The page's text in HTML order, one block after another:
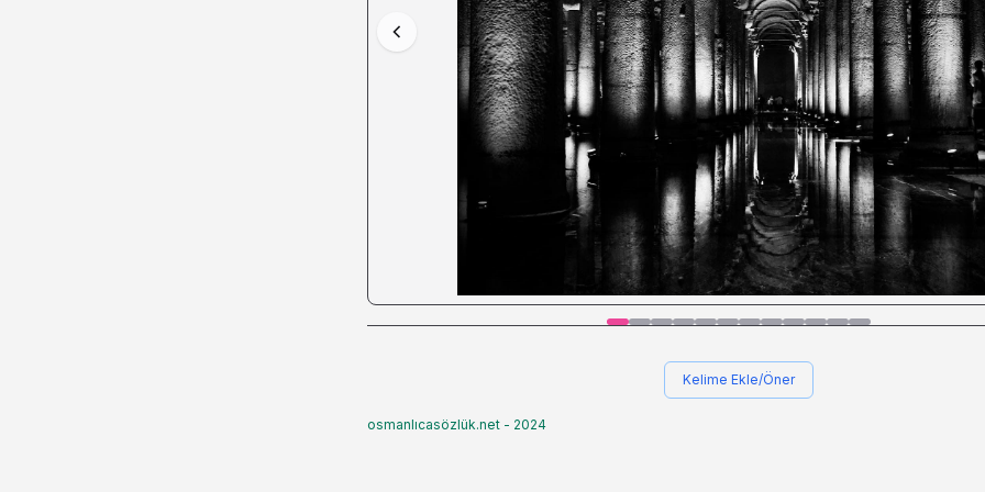
Kelime Ekle/Öner
osmanlıcasözlük.net - 2024